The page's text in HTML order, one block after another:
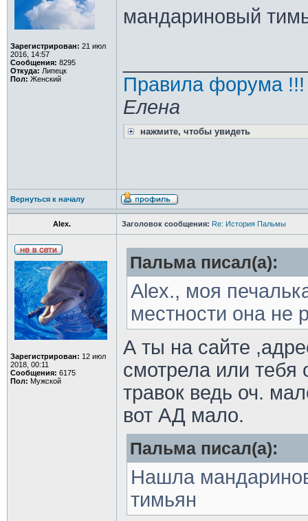
Зарегистрирован: 21 июл
2016, 14:57
Сообщения: 8295
Откуда: Липецк
Пол: Женский
мандариновый
Правила форума !!!
Елена
нажмите, чтобы увидеть
Вернуться к началу
Alex. Заголовок сообщения: Re: История Пальмы
Зарегистрирован: 12 июл
2018, 00:11
Сообщения: 6175
Пол: Мужской
Пальма писал(а):
Alex., моя
местности она не
А ты на сайте
смотрела или тебя
травок ведь оч.
вот АД мало.
Пальма писал(а):
Нашла
тимьян